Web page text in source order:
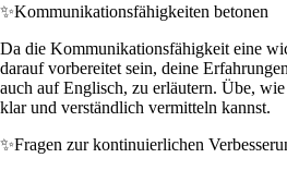
✨Kommunikationsfähigkeiten betonen
Da die Kommunikationsfähigkeit eine
darauf vorbereitet sein, deine
auch auf Englisch, zu erläutern. Übe,
klar und verständlich vermitteln kannst.
✨Fragen zur kontinuierlichen